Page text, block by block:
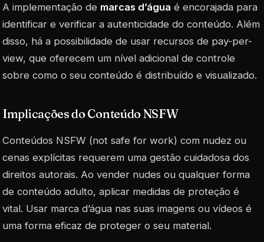
A implementação de marcas d’água é encorajada para
identificar e verificar a autenticidade do conteúdo. Além
disso, há a possibilidade de usar recursos de pay-per-
view, que oferecem um nível adicional de controle
sobre como o seu conteúdo é distribuído e visualizado.
Implicações do Conteúdo NSFW
Conteúdos NSFW (not safe for work) com nudez ou
cenas explícitas requerem uma gestão cuidadosa dos
direitos autorais. Ao vender nudes ou qualquer forma
de conteúdo adulto, aplicar medidas de proteção é
vital. Usar marca d’água nas suas imagens ou vídeos é
uma forma eficaz de proteger o seu material.